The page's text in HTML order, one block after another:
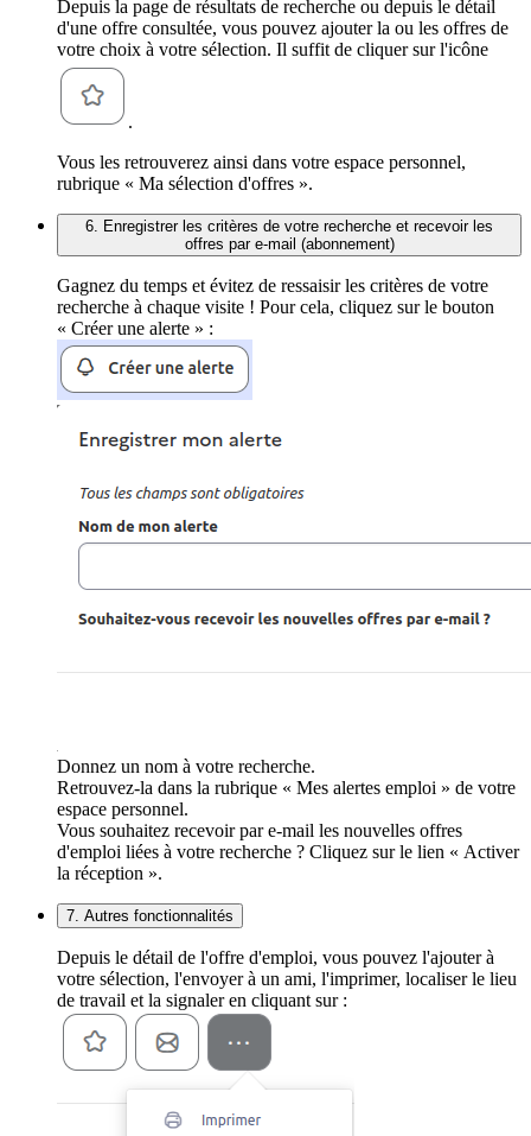
Depuis la page de résultats de recherche ou depuis le détail
d'une offre consultée, vous pouvez ajouter la ou les offres de
votre choix à votre sélection. Il suffit de cliquer sur l'icône
.
Vous les retrouverez ainsi dans votre espace personnel,
rubrique « Ma sélection d'offres ».
6. Enregistrer les critères de votre recherche et recevoir les
offres par e-mail (abonnement)
Gagnez du temps et évitez de ressaisir les critères de votre
recherche à chaque visite ! Pour cela, cliquez sur le bouton
« Créer une alerte » :
Donnez un nom à votre recherche.
Retrouvez-la dans la rubrique « Mes alertes emploi » de votre
espace personnel.
Vous souhaitez recevoir par e-mail les nouvelles offres
d'emploi liées à votre recherche ? Cliquez sur le lien « Activer
la réception ».
7. Autres fonctionnalités
Depuis le détail de l'offre d'emploi, vous pouvez l'ajouter à
votre sélection, l'envoyer à un ami, l'imprimer, localiser le lieu
de travail et la signaler en cliquant sur :